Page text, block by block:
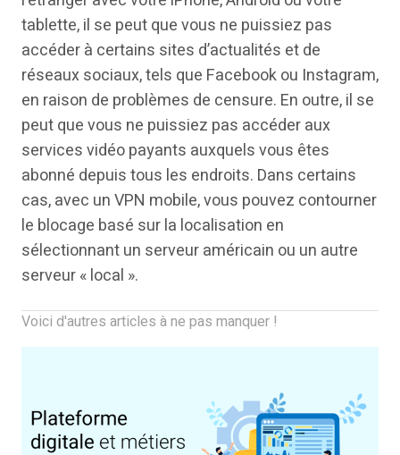
tablette, il se peut que vous ne puissiez pas
accéder à certains sites d’actualités et de
réseaux sociaux, tels que Facebook ou Instagram,
en raison de problèmes de censure. En outre, il se
peut que vous ne puissiez pas accéder aux
services vidéo payants auxquels vous êtes
abonné depuis tous les endroits. Dans certains
cas, avec un VPN mobile, vous pouvez contourner
le blocage basé sur la localisation en
sélectionnant un serveur américain ou un autre
serveur « local ».
Voici d'autres articles à ne pas manquer !